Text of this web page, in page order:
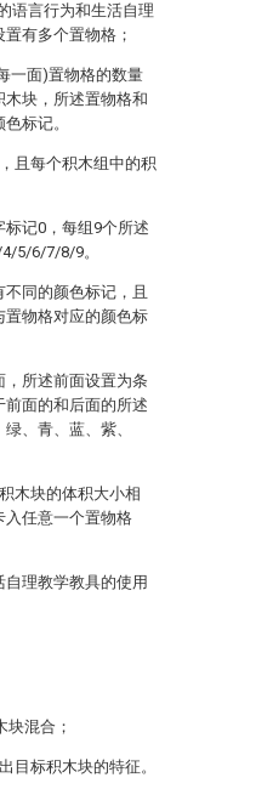
语言行为和生活自理
有多个置物格；
一面)置物格的数量
块，所述置物格和
标记。
且每个积木组中的积
记0，每组9个所述
5/6/7/8/9。
同的颜色标记，且
置物格对应的颜色标
所述前面设置为条
面的和后面的所述
、青、蓝、紫、
木块的体积大小相
入任意一个置物格
理教学教具的使用
混合；
目标积木块的特征。